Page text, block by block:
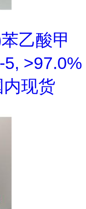
乙酸甲
>97.0%
现货